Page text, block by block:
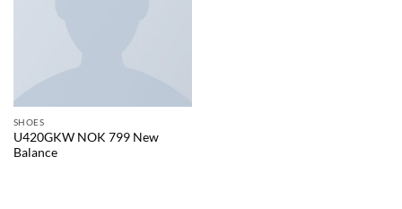
SHOES
U420GKW NOK 799 New
Balance